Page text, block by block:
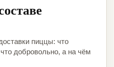
пиццы: что
добровольно, а на чём